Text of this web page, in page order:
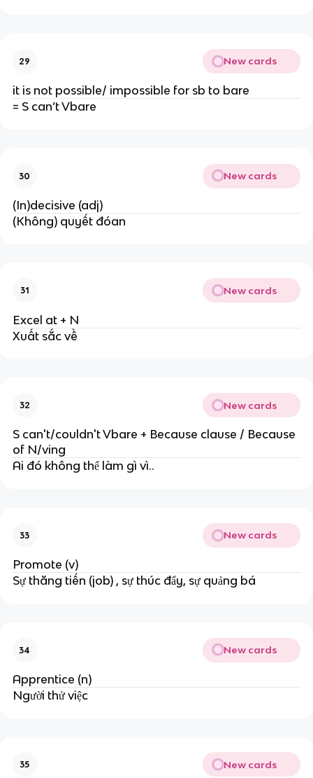
29 New cards
it is not possible/ impossible for sb to bare
= S can’t Vbare
30 New cards
(In)decisive (adj)
(Không) quyết đóan
31 New cards
Excel at + N
Xuất sắc về
32 New cards
S can't/couldn't Vbare + Because clause / Because
of N/ving
Ai đó không thể làm gì vì..
33 New cards
Promote (v)
Sự thăng tiến (job) , sự thúc đẩy, sự quảng bá
34 New cards
Apprentice (n)
Người thử việc
35 New cards